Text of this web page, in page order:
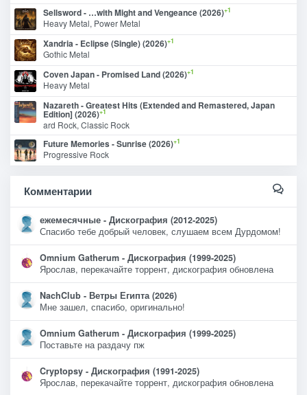
Sellsword - …with Might and Vengeance (2026)+1
Heavy Metal, Power Metal
Xandria - Eclipse (Single) (2026)+1
Gothic Metal
Coven Japan - Promised Land (2026)+1
Heavy Metal
Nazareth - Greatest Hits (Extended and Remastered, Japan
Edition] (2026)+1
ard Rock, Classic Rock
Future Memories - Sunrise (2026)+1
Progressive Rock
Комментарии
ежемесячные - Дискография (2012-2025)
Спасибо тебе добрый человек, слушаем всем Дурдомом!
Omnium Gatherum - Дискография (1999-2025)
Ярослав, перекачайте торрент, дискография обновлена
NachClub - Ветры Египта (2026)
Мне зашел, спасибо, оригинально!
Omnium Gatherum - Дискография (1999-2025)
Поставьте на раздачу пж
Cryptopsy - Дискография (1991-2025)
Ярослав, перекачайте торрент, дискография обновлена